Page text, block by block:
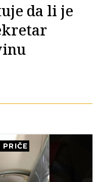
da li je
PRIČE